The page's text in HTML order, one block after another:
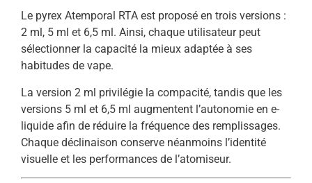
Le pyrex Atemporal RTA est proposé en trois versions :
2 ml, 5 ml et 6,5 ml. Ainsi, chaque utilisateur peut
sélectionner la capacité la mieux adaptée à ses
habitudes de vape.
La version 2 ml privilégie la compacité, tandis que les
versions 5 ml et 6,5 ml augmentent l’autonomie en e-
liquide afin de réduire la fréquence des remplissages.
Chaque déclinaison conserve néanmoins l’identité
visuelle et les performances de l’atomiseur.